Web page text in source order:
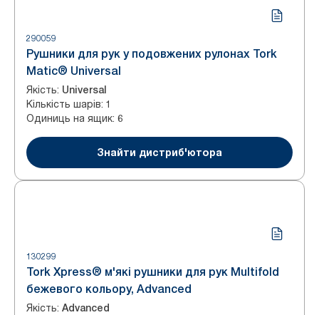
290059
Рушники для рук у подовжених рулонах Tork
Matic® Universal
Якість: Universal
Кількість шарів: 1
Одиниць на ящик: 6
Знайти дистриб'ютора
130299
Tork Xpress® м'які рушники для рук Multifold
бежевого кольору, Advanced
Якість: Advanced